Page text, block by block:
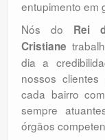
entupimento em
Nós do Rei
Cristiane
dia a
nossos
cada bairro
sempre
órgãos